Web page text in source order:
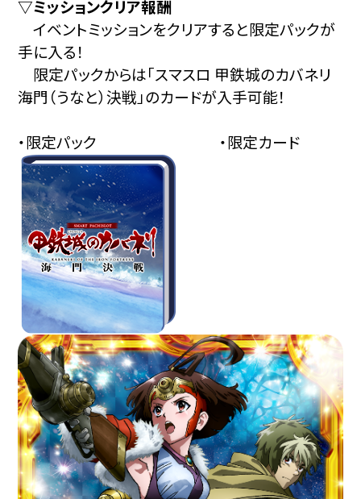
▽ミッションクリア報酬
イベントミッションをクリアすると限定パックが
手に入る！
限定パックからは「スマスロ 甲鉄城のカバネリ
海門（うなと）決戦」のカードが入手可能！
・限定パック ・限定カード